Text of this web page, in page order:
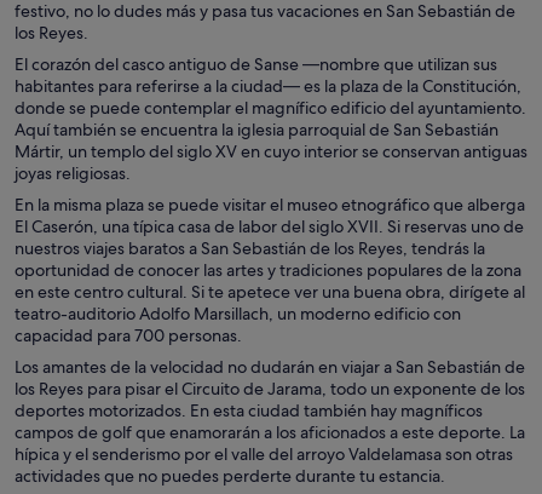
festivo, no lo dudes más y pasa tus vacaciones en San Sebastián de
los Reyes.
El corazón del casco antiguo de Sanse ―nombre que utilizan sus
habitantes para referirse a la ciudad― es la plaza de la Constitución,
donde se puede contemplar el magnífico edificio del ayuntamiento.
Aquí también se encuentra la iglesia parroquial de San Sebastián
Mártir, un templo del siglo XV en cuyo interior se conservan antiguas
joyas religiosas.
En la misma plaza se puede visitar el museo etnográfico que alberga
El Caserón, una típica casa de labor del siglo XVII. Si reservas uno de
nuestros viajes baratos a San Sebastián de los Reyes, tendrás la
oportunidad de conocer las artes y tradiciones populares de la zona
en este centro cultural. Si te apetece ver una buena obra, dirígete al
teatro-auditorio Adolfo Marsillach, un moderno edificio con
capacidad para 700 personas.
Los amantes de la velocidad no dudarán en viajar a San Sebastián de
los Reyes para pisar el Circuito de Jarama, todo un exponente de los
deportes motorizados. En esta ciudad también hay magníficos
campos de golf que enamorarán a los aficionados a este deporte. La
hípica y el senderismo por el valle del arroyo Valdelamasa son otras
actividades que no puedes perderte durante tu estancia.